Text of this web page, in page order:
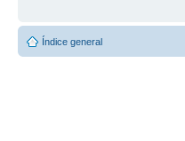
Índice general